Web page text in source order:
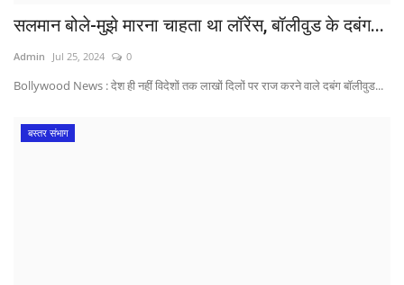
सलमान बोले-मुझे मारना चाहता था लॉरेंस, बॉलीवुड के दबंग...
Admin Jul 25, 2024 0
Bollywood News : देश ही नहीं विदेशों तक लाखों दिलों पर राज करने वाले दबंग बॉलीवुड...
बस्तर संभाग